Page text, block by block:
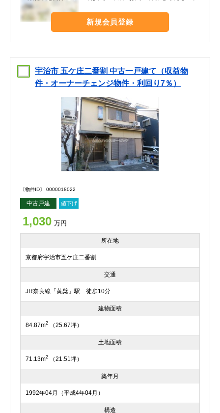
新規会員登録
宇治市 五ケ庄二番割 中古一戸建て（収益物
件・オーナーチェンジ物件・利回り7％）
〔物件ID〕 0000018022
中古戸建 値下げ
1,030 万円
所在地
京都府宇治市五ケ庄二番割
交通
JR奈良線「黄檗」駅 徒歩10分
建物面積
84.87m2 （25.67坪）
土地面積
71.13m2 （21.51坪）
築年月
1992年04月（平成4年04月）
構造